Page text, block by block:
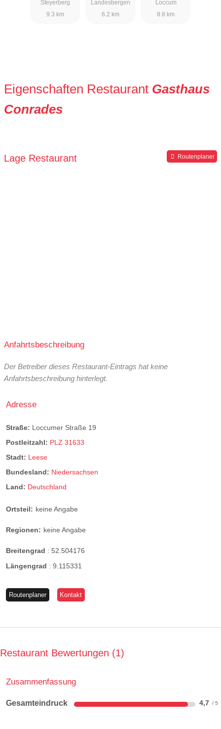
Steyerberg
9.3 km
Landesbergen
6.2 km
Loccum
8.8 km
Eigenschaften Restaurant Gasthaus
Conrades
Lage Restaurant Routenplaner
Anfahrtsbeschreibung
Der Betreiber dieses Restaurant-Eintrags hat keine
Anfahrtsbeschreibung hinterlegt.
Adresse
Straße: Loccumer Straße 19
Postleitzahl: PLZ 31633
Stadt: Leese
Bundesland: Niedersachsen
Land: Deutschland
Ortsteil: keine Angabe
Regionen: keine Angabe
Breitengrad : 52.504176
Längengrad : 9.115331
Routenplaner Kontakt
Restaurant Bewertungen 1
Zusammenfassung
Gesamteindruck 4,7